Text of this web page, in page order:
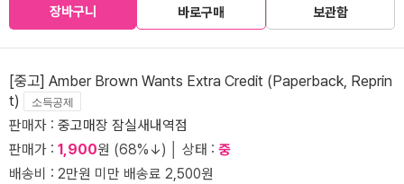
장바구니 바로구매 보관함
[중고] Amber Brown Wants Extra Credit (Paperback, Reprin
t)
소득공제
판매자 : 중고매장 잠실새내역점
판매가 : 1,900원 (68%↓) │ 상태 : 중
배송비 : 2만원 미만 배송료 2,500원